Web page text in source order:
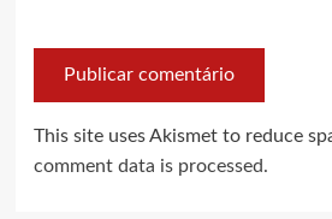
This site uses Akismet to reduce
comment data is processed.